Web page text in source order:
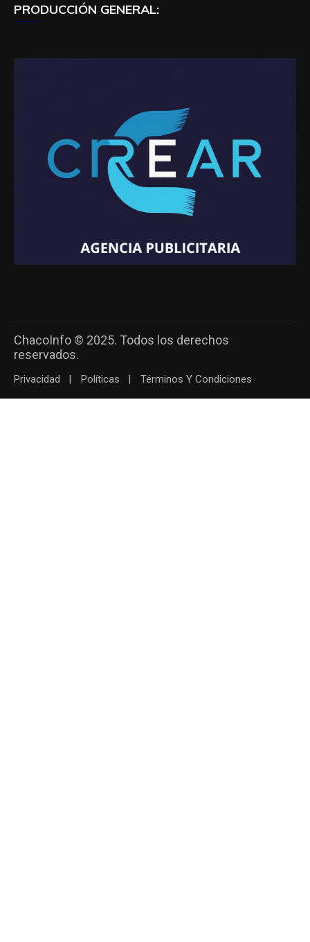
PRODUCCIÓN GENERAL:
ChacoInfo © 2025. Todos los derechos
reservados.
Privacidad Políticas Términos Y Condiciones